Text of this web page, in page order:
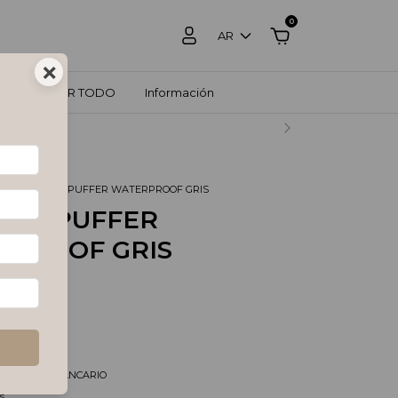
AR
0
VER TODO Información
PAGO.
. CAMPERA PUFFER WATERPROOF GRIS
PUFFER
GRIS
pagando con
BANCARIO
×